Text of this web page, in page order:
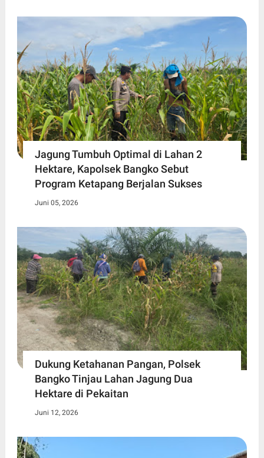
Jagung Tumbuh Optimal di Lahan 2
Hektare, Kapolsek Bangko Sebut
Program Ketapang Berjalan Sukses
Juni 05, 2026
Dukung Ketahanan Pangan, Polsek
Bangko Tinjau Lahan Jagung Dua
Hektare di Pekaitan
Juni 12, 2026